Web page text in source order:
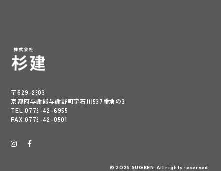
〒629-2303
京都府与謝郡与謝野町字石川537番地の3
TEL.0772-42-6955
FAX.0772-42-0501
© 2025 SUGKEN.All rights reserved.